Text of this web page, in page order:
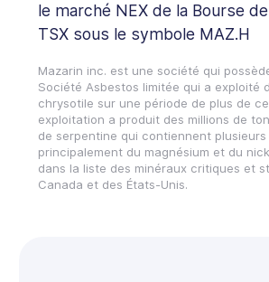
le marché NEX de la Bourse
TSX sous le symbole MAZ.H
Mazarin inc. est une société qui
Société Asbestos limitée qui a exploité
chrysotile sur une période de plus de
exploitation a produit des millions de
de serpentine qui contiennent
principalement du magnésium et du
dans la liste des minéraux critiques et
Canada et des États-Unis.